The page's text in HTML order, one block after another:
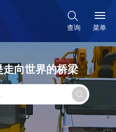

查询 菜单
向世界的桥梁
